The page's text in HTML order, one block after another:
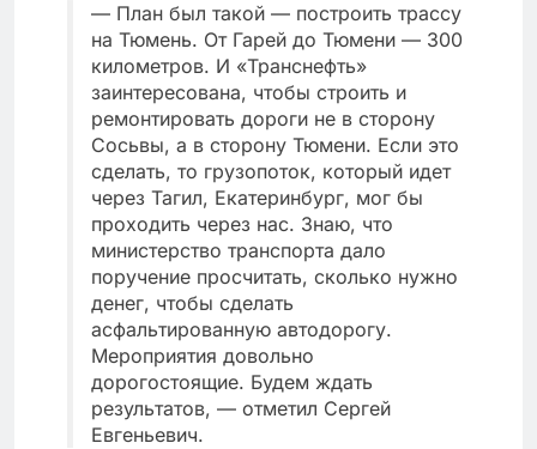
— План был такой — построить трассу
на Тюмень. От Гарей до Тюмени — 300
километров. И «Транснефть»
заинтересована, чтобы строить и
ремонтировать дороги не в сторону
Сосьвы, а в сторону Тюмени. Если это
сделать, то грузопоток, который идет
через Тагил, Екатеринбург, мог бы
проходить через нас. Знаю, что
министерство транспорта дало
поручение просчитать, сколько нужно
денег, чтобы сделать
асфальтированную автодорогу.
Мероприятия довольно
дорогостоящие. Будем ждать
результатов, — отметил Сергей
Евгеньевич.